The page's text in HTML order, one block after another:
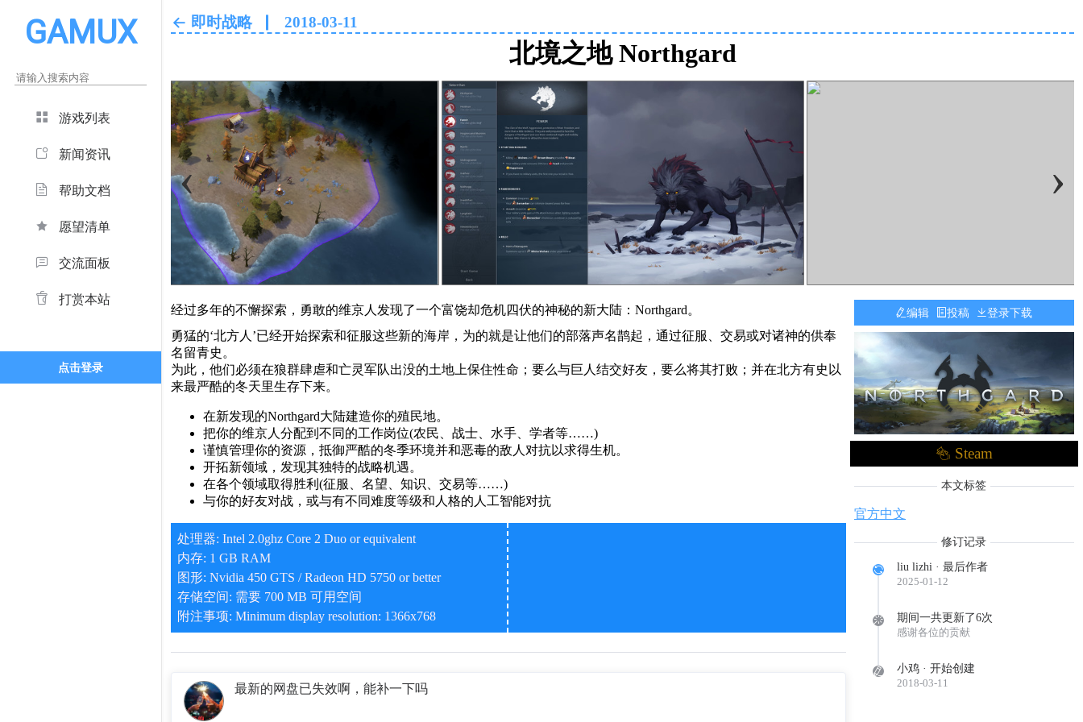
GAMUX
游戏列表
新闻资讯
帮助文档
愿望清单
交流面板
打赏本站
点击登录
即时战略 2018-03-11
北境之地 Northgard
‹ ›
经过多年的不懈探索，勇敢的维京人发现了一个富饶却危机四伏的神秘的新大陆：Northgard。
勇猛的‘北方人’已经开始探索和征服这些新的海岸，为的就是让他们的部落声名鹊起，通过征服、交易或对诸神的供奉
名留青史。
为此，他们必须在狼群肆虐和亡灵军队出没的土地上保住性命；要么与巨人结交好友，要么将其打败；并在北方有史以
来最严酷的冬天里生存下来。
在新发现的Northgard大陆建造你的殖民地。
把你的维京人分配到不同的工作岗位(农民、战士、水手、学者等……)
谨慎管理你的资源，抵御严酷的冬季环境并和恶毒的敌人对抗以求得生机。
开拓新领域，发现其独特的战略机遇。
在各个领域取得胜利(征服、名望、知识、交易等……)
与你的好友对战，或与有不同难度等级和人格的人工智能对抗
处理器: Intel 2.0ghz Core 2 Duo or equivalent
内存: 1 GB RAM
图形: Nvidia 450 GTS / Radeon HD 5750 or better
存储空间: 需要 700 MB 可用空间
附注事项: Minimum display resolution: 1366x768
最新的网盘已失效啊，能补一下吗
编辑 投稿 登录下载
Steam
本文标签
官方中文
修订记录
liu lizhi · 最后作者
2025-01-12
期间一共更新了6次
感谢各位的贡献
小鸡 · 开始创建
2018-03-11